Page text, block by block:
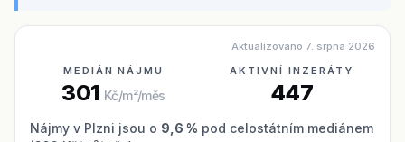
Aktualizováno 7. srpna 2026
MEDIÁN NÁJMU
301 Kč/m²/měs
AKTIVNÍ INZERÁTY
447
Nájmy v Plzni jsou o 9,6 % pod celostátním mediánem